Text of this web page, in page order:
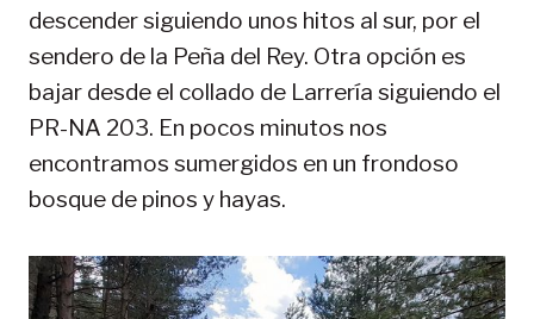
descender siguiendo unos hitos al sur, por el
sendero de la Peña del Rey. Otra opción es
bajar desde el collado de Larrería siguiendo el
PR-NA 203. En pocos minutos nos
encontramos sumergidos en un frondoso
bosque de pinos y hayas.